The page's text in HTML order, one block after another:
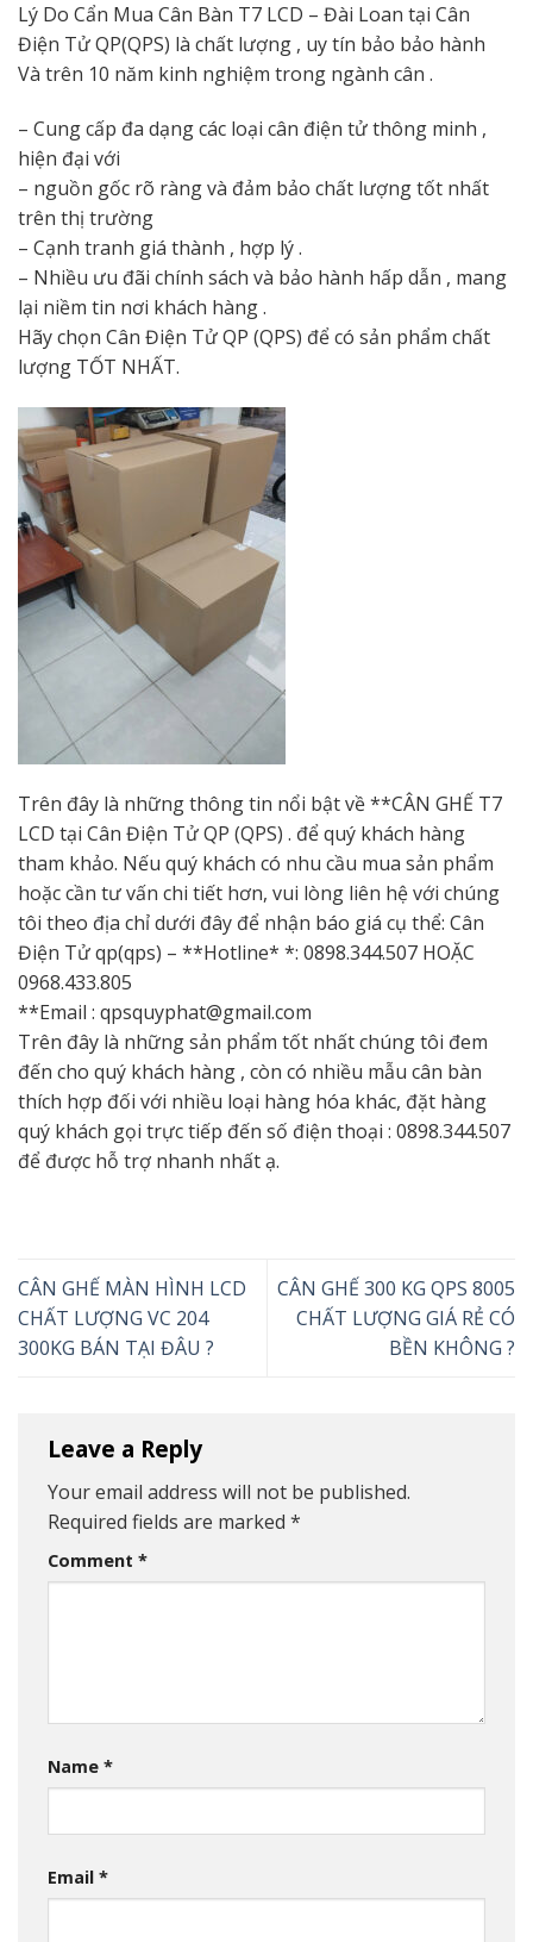
Lý Do Cẩn Mua Cân Bàn T7 LCD – ​​Đài Loan tại Cân
Điện Tử QP(QPS) là chất lượng , uy tín bảo bảo hành
Và trên 10 năm kinh nghiệm trong ngành cân .
– Cung cấp đa dạng các loại cân điện tử thông minh ,
hiện đại với
– nguồn gốc rõ ràng và đảm bảo chất lượng tốt nhất
trên thị trường
– Cạnh tranh giá thành , hợp lý .
– Nhiều ưu đãi chính sách và bảo hành hấp dẫn , mang
lại niềm tin nơi khách hàng .
Hãy chọn Cân Điện Tử QP (QPS) để có sản phẩm chất
lượng TỐT NHẤT.
Trên đây là những thông tin nổi bật về **CÂN GHẾ T7
LCD tại Cân Điện Tử QP (QPS) . để quý khách hàng
tham khảo. Nếu quý khách có nhu cầu mua sản phẩm
hoặc cần tư vấn chi tiết hơn, vui lòng liên hệ với chúng
tôi theo địa chỉ dưới đây để nhận báo giá cụ thể: Cân
Điện Tử qp(qps) – **Hotline* *: 0898.344.507 HOẶC
0968.433.805
**Email : qpsquyphat@gmail.com
Trên đây là những sản phẩm tốt nhất chúng tôi đem
đến cho quý khách hàng , còn có nhiều mẫu cân bàn
thích hợp đối với nhiều loại hàng hóa khác, đặt hàng
quý khách gọi trực tiếp đến số điện thoại : 0898.344.507
để được hỗ trợ nhanh nhất ạ.
CÂN GHẾ MÀN HÌNH LCD
CHẤT LƯỢNG VC 204
300KG BÁN TẠI ĐÂU ?
CÂN GHẾ 300 KG QPS 8005
CHẤT LƯỢNG GIÁ RẺ CÓ
BỀN KHÔNG ?
Leave a Reply
Your email address will not be published.
Required fields are marked *
Comment *
Name *
Email *